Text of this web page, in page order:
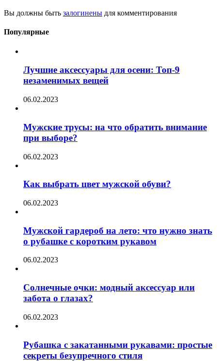
Вы должны быть залогинены для комментирования
Популярные
Лучшие аксессуары для осени: Топ-9
незаменимых вещей
06.02.2023
Мужские трусы: на что обратить внимание
при выборе?
06.02.2023
Как выбрать цвет мужской обуви?
06.02.2023
Мужской гардероб на лето: что нужно знать
о рубашке с коротким рукавом
06.02.2023
Солнечные очки: модный аксессуар или
забота о глазах?
06.02.2023
Рубашка с закатанными рукавами: простые
секреты безупречного стиля